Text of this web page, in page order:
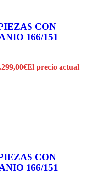
CON
166/151
299,00€El precio actual
CON
166/151